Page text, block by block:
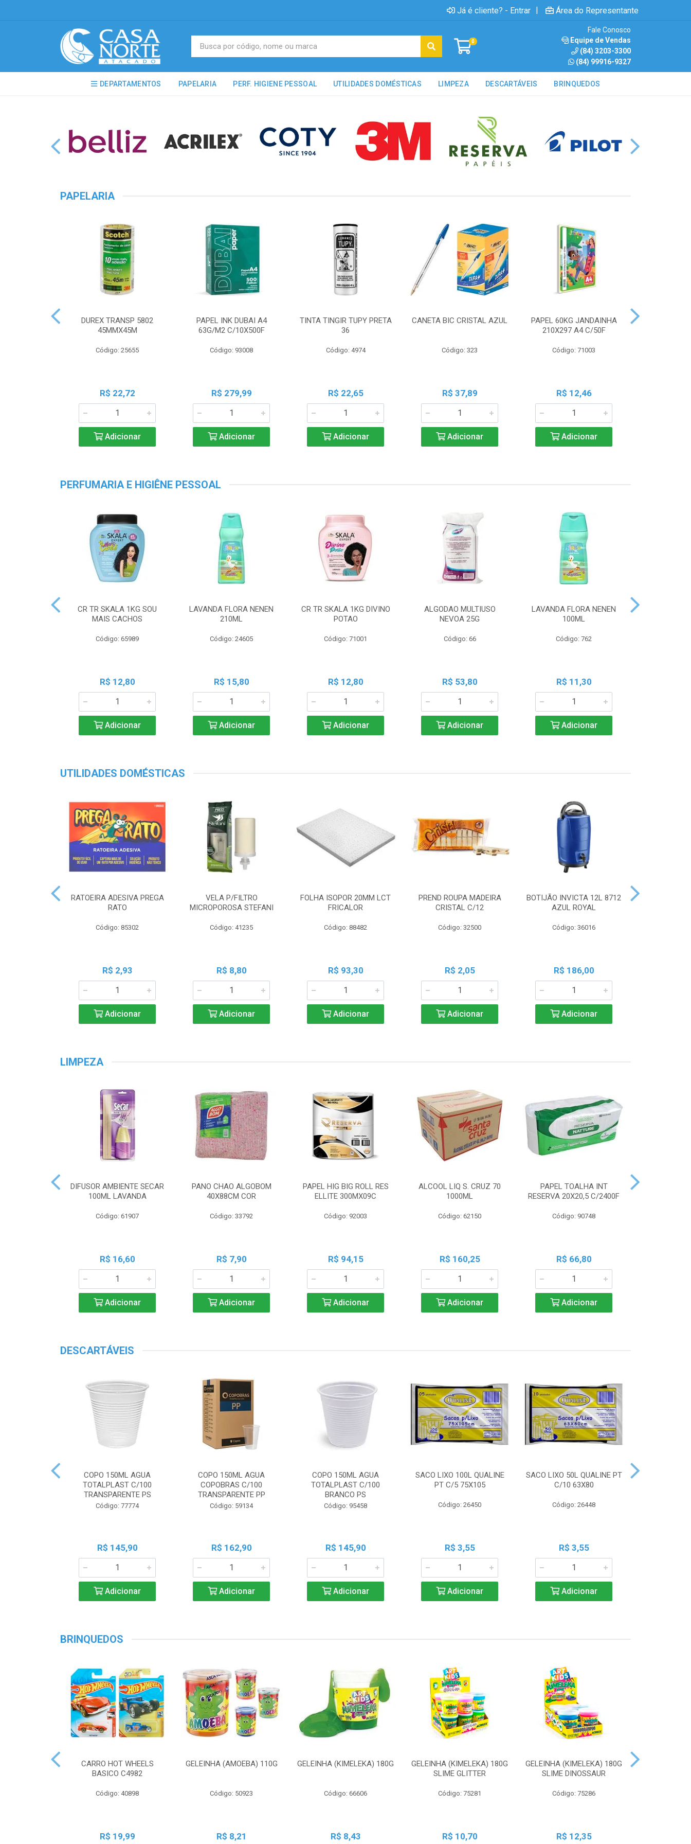
Já é cliente? - Entrar | Área do Representante
0
Fale Conosco
Equipe de Vendas
(84) 3203-3300
(84) 99916-9327
DEPARTAMENTOS PAPELARIA PERF. HIGIENE PESSOAL UTILIDADES DOMÉSTICAS LIMPEZA DESCARTÁVEIS BRINQUEDOS
PAPELARIA
DUREX TRANSP 5802
45MMX45M
Código: 25655
R$ 22,72
Adicionar
PAPEL INK DUBAI A4
63G/M2 C/10X500F
Código: 93008
R$ 279,99
Adicionar
TINTA TINGIR TUPY PRETA
36
Código: 4974
R$ 22,65
Adicionar
CANETA BIC CRISTAL AZUL
Código: 323
R$ 37,89
Adicionar
PAPEL 60KG JANDAINHA
210X297 A4 C/50F
Código: 71003
R$ 12,46
Adicionar
PERFUMARIA E HIGIÊNE PESSOAL
CR TR SKALA 1KG SOU
MAIS CACHOS
Código: 65989
R$ 12,80
Adicionar
LAVANDA FLORA NENEN
210ML
Código: 24605
R$ 15,80
Adicionar
CR TR SKALA 1KG DIVINO
POTAO
Código: 71001
R$ 12,80
Adicionar
ALGODAO MULTIUSO
NEVOA 25G
Código: 66
R$ 53,80
Adicionar
LAVANDA FLORA NENEN
100ML
Código: 762
R$ 11,30
Adicionar
UTILIDADES DOMÉSTICAS
RATOEIRA ADESIVA PREGA
RATO
Código: 85302
R$ 2,93
Adicionar
VELA P/FILTRO
MICROPOROSA STEFANI
Código: 41235
R$ 8,80
Adicionar
FOLHA ISOPOR 20MM LCT
FRICALOR
Código: 88482
R$ 93,30
Adicionar
PREND ROUPA MADEIRA
CRISTAL C/12
Código: 32500
R$ 2,05
Adicionar
BOTIJÃO INVICTA 12L 8712
AZUL ROYAL
Código: 36016
R$ 186,00
Adicionar
LIMPEZA
DIFUSOR AMBIENTE SECAR
100ML LAVANDA
Código: 61907
R$ 16,60
Adicionar
PANO CHAO ALGOBOM
40X88CM COR
Código: 33792
R$ 7,90
Adicionar
PAPEL HIG BIG ROLL RES
ELLITE 300MX09C
Código: 92003
R$ 94,15
Adicionar
ALCOOL LIQ S. CRUZ 70
1000ML
Código: 62150
R$ 160,25
Adicionar
PAPEL TOALHA INT
RESERVA 20X20,5 C/2400F
Código: 90748
R$ 66,80
Adicionar
DESCARTÁVEIS
COPO 150ML AGUA
TOTALPLAST C/100
TRANSPARENTE PS
Código: 77774
R$ 145,90
Adicionar
COPO 150ML AGUA
COPOBRAS C/100
TRANSPARENTE PP
Código: 59134
R$ 162,90
Adicionar
COPO 150ML AGUA
TOTALPLAST C/100
BRANCO PS
Código: 95458
R$ 145,90
Adicionar
SACO LIXO 100L QUALINE
PT C/5 75X105
Código: 26450
R$ 3,55
Adicionar
SACO LIXO 50L QUALINE PT
C/10 63X80
Código: 26448
R$ 3,55
Adicionar
BRINQUEDOS
CARRO HOT WHEELS
BASICO C4982
Código: 40898
R$ 19,99
GELEINHA (AMOEBA) 110G
Código: 50923
R$ 8,21
GELEINHA (KIMELEKA) 180G
Código: 66606
R$ 8,43
GELEINHA (KIMELEKA) 180G
SLIME GLITTER
Código: 75281
R$ 10,70
GELEINHA (KIMELEKA) 180G
SLIME DINOSSAUR
Código: 75286
R$ 12,35